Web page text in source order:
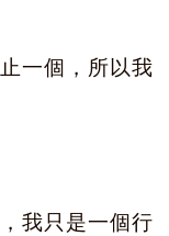
一個，所以我
我只是一個行